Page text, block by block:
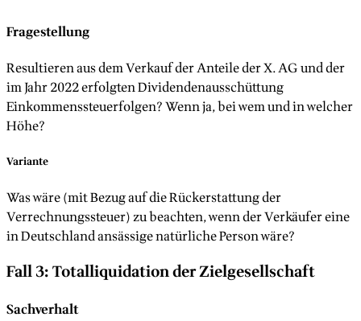
Fragestellung
Resultieren aus dem Verkauf der Anteile der X. AG und der
im Jahr 2022 erfolgten Dividendenausschüttung
Einkommenssteuerfolgen? Wenn ja, bei wem und in welcher
Höhe?
Variante
Was wäre (mit Bezug auf die Rückerstattung der
Verrechnungssteuer) zu beachten, wenn der Verkäufer eine
in Deutschland ansässige natürliche Person wäre?
Fall 3: Totalliquidation der Zielgesellschaft
Sachverhalt